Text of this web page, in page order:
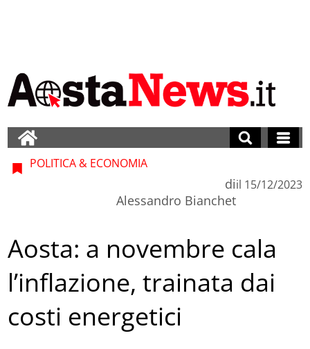
POLITICA & ECONOMIA
di
Alessandro Bianchet
il 15/12/2023
Aosta: a novembre cala
l’inflazione, trainata dai
costi energetici